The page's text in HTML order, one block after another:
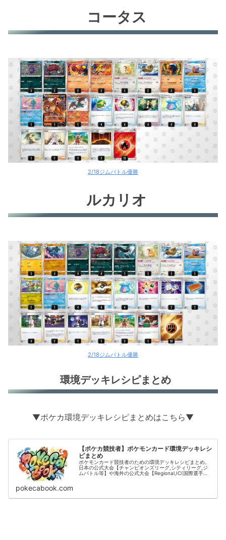
コータス
2/18ジムバトル優勝
ルカリオ
2/18ジムバトル優勝
環境デッキレシピまとめ
▼ポケカ環境デッキレシピまとめはこちら▼
【ポケカ競技者】ポケモンカード環境デッキレシ
ピまとめ
ポケモンカード競技者のための環境デッキレシピまとめ。
日本の公式大会【チャンピオンズリーグ,シティリーグ,ジ
ムバトル等】や海外の公式大会【Regional,IC(国際選手
pokecabook.com